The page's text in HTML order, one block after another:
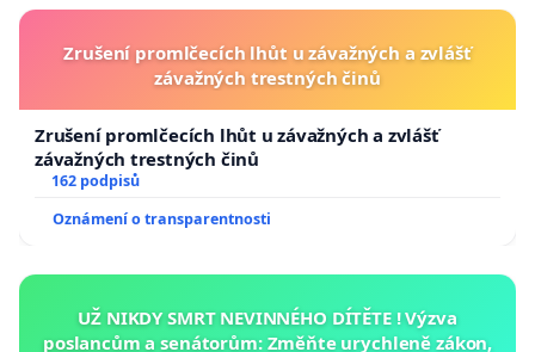
Zrušení promlčecích lhůt u závažných a zvlášť
závažných trestných činů
Zrušení promlčecích lhůt u závažných a zvlášť
závažných trestných činů
162 podpisů
Oznámení o transparentnosti
UŽ NIKDY SMRT NEVINNÉHO DÍTĚTE ! Výzva
poslancům a senátorům: Změňte urychleně zákon,